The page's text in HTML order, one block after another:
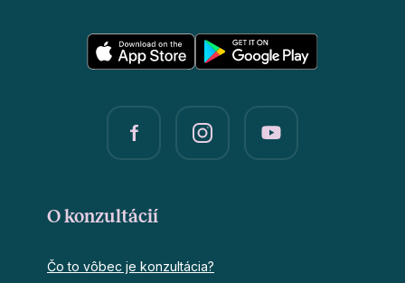
O konzultácií
Čo to vôbec je konzultácia?